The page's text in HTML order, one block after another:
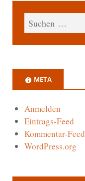
META
Anmelden
Eintrags-Feed
Kommentar-Feed
WordPress.org